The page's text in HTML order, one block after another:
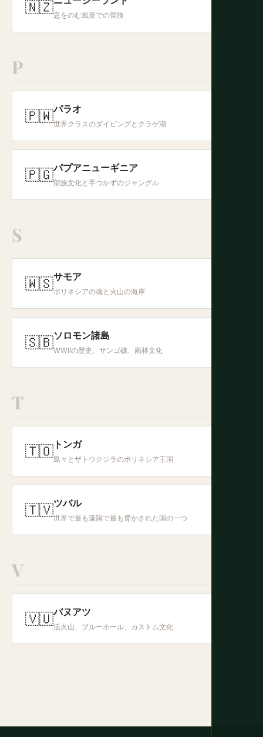
🇳🇿息をのむ風景での冒険
P
🇵🇼パラオ
世界クラスのダイビングとクラゲ湖
🇵🇬パプアニューギニア
部族文化と手つかずのジャングル
S
🇼🇸サモア
ポリネシアの魂と火山の海岸
🇸🇧ソロモン諸島
WWIIの歴史、サンゴ礁、雨林文化
T
🇹🇴 トンガ
島々とザトウクジラのポリネシア王国
🇹🇻ツバル
世界で最も遠隔で最も脅かされた国の一つ
V
🇻🇺バヌアツ
活火山、ブルーホール、カストム文化